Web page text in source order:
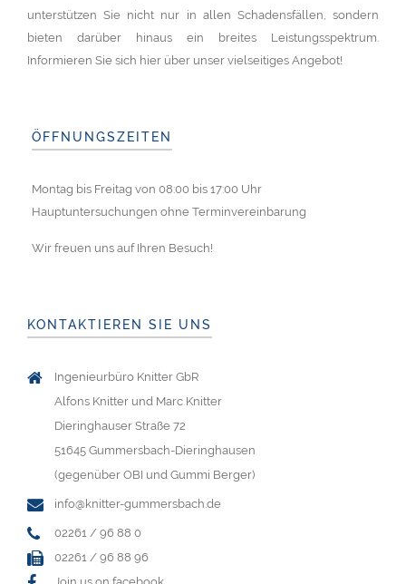
unterstützen Sie nicht nur in allen Schadensfällen, sondern
bieten darüber hinaus ein breites Leistungsspektrum.
Informieren Sie sich hier über unser vielseitiges Angebot!
ÖFFNUNGSZEITEN
Montag bis Freitag von 08:00 bis 17:00 Uhr
Hauptuntersuchungen ohne Terminvereinbarung
Wir freuen uns auf Ihren Besuch!
KONTAKTIEREN SIE UNS
Ingenieurbüro Knitter GbR
Alfons Knitter und Marc Knitter
Dieringhauser Straße 72
51645 Gummersbach-Dieringhausen
(gegenüber OBI und Gummi Berger)
info@knitter-gummersbach.de
02261 / 96 88 0
02261 / 96 88 96